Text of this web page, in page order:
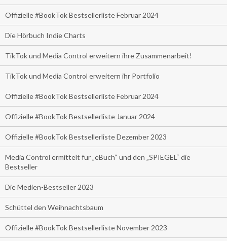
Offizielle #BookTok Bestsellerliste Februar 2024
Die Hörbuch Indie Charts
TikTok und Media Control erweitern ihre Zusammenarbeit!
TikTok und Media Control erweitern ihr Portfolio
Offizielle #BookTok Bestsellerliste Februar 2024
Offizielle #BookTok Bestsellerliste Januar 2024
Offizielle #BookTok Bestsellerliste Dezember 2023
Media Control ermittelt für „eBuch“ und den „SPIEGEL“ die
Bestseller
Die Medien-Bestseller 2023
Schüttel den Weihnachtsbaum
Offizielle #BookTok Bestsellerliste November 2023